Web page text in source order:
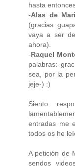
hasta
-Alas de
(gracias
vaya a ser
ahora).
-Raquel
palabras:
sea, por la
jeje-) :)
Siento
entradas me
todos os he
A petición de
sendos